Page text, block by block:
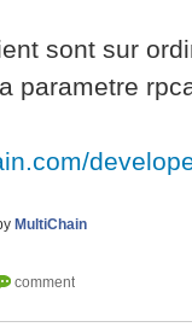
sont sur
parametre
MultiChain